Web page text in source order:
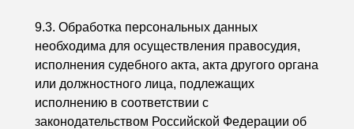
9.3. Обработка персональных данных
необходима для осуществления правосудия,
исполнения судебного акта, акта другого органа
или должностного лица, подлежащих
исполнению в соответствии с
законодательством Российской Федерации об